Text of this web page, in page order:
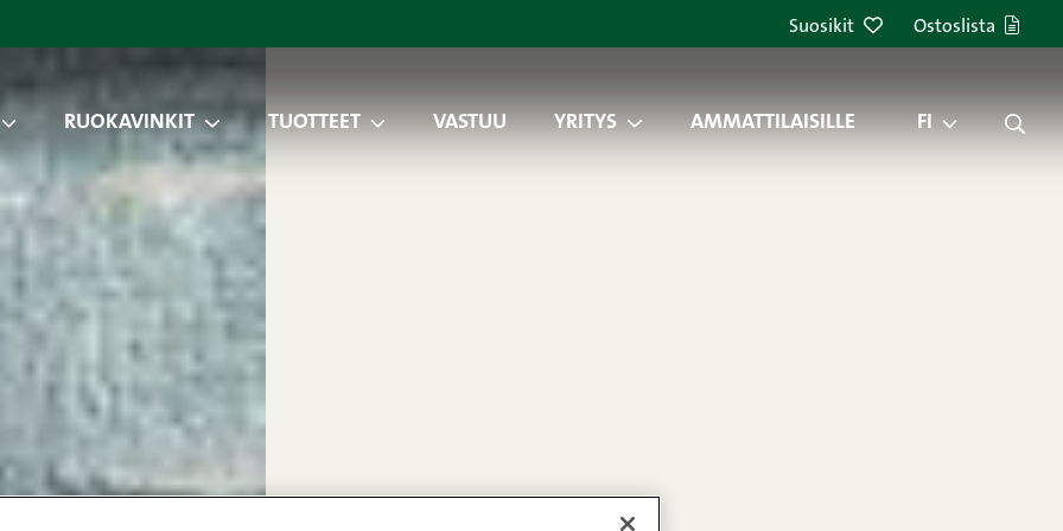
Suosikit Ostoslista
RUOKAVINKIT TUOTTEET VASTUU YRITYS AMMATTILAISILLE FI